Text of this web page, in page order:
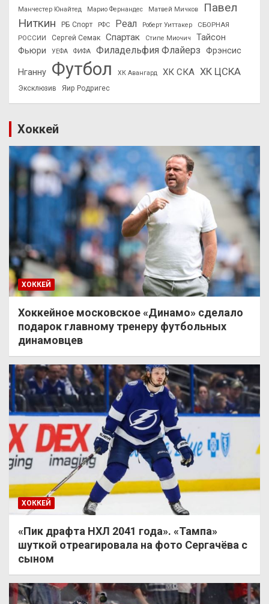
Манчестер Юнайтед Марио Фернандес Матвей Мичков
Павел
Ниткин
РБ Спорт РФС Реал Роберт Уиттакер
СБОРНАЯ
РОССИИ
Сергей Семак Спартак Стипе Миочич
Тайсон
Фьюри
УЕФА ФИФА Филадельфия Флайерз Фрэнсис
Нганну Футбол ХК Авангард ХК СКА ХК ЦСКА
Эксклюзив Яир Родригес
Хоккей
ХОККЕЙ
Хоккейное московское «Динамо» сделало
подарок главному тренеру футбольных
динамовцев
ХОККЕЙ
«Пик драфта НХЛ 2041 года». «Тампа»
шуткой отреагировала на фото Сергачёва с
сыном